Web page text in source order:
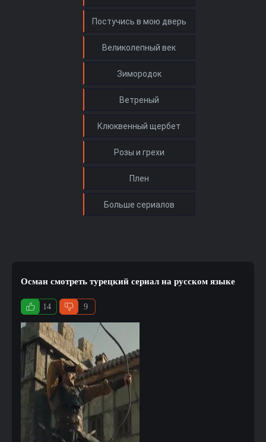
Осман смотреть турецкий сериал на русском языке
14 9